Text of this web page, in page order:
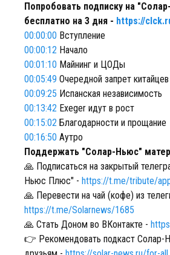
Попробовать подписку на
бесплатно на 3 дня - https://
00:00:00 Вступление
00:00:12 Начало
00:01:10 Майнинг и ЦОДы
00:05:49 Очередной запрет китайцев
00:09:25 Испанская независимость
00:13:42 Exeger идут в рост
00:15:02 Благодарности и прощание
00:16:50 Аутро
Поддержать "Солар-Ньюс"
🙏 Подписаться на закрытый
Ньюс Плюс" - https://t.me/tribute/
🙏 Перевести на чай (кофе) из
https://t.me/Solarnews/1685
🙏 Стать Доном во ВКонтакте -
👉 Рекомендовать подкаст Солар-